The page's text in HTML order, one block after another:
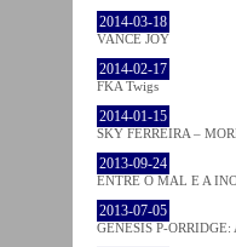
2014-03-18
VANCE JOY
2014-02-17
FKA Twigs
2014-01-15
SKY FERREIRA –
2013-09-24
ENTRE O MAL E A
2013-07-05
GENESIS P-